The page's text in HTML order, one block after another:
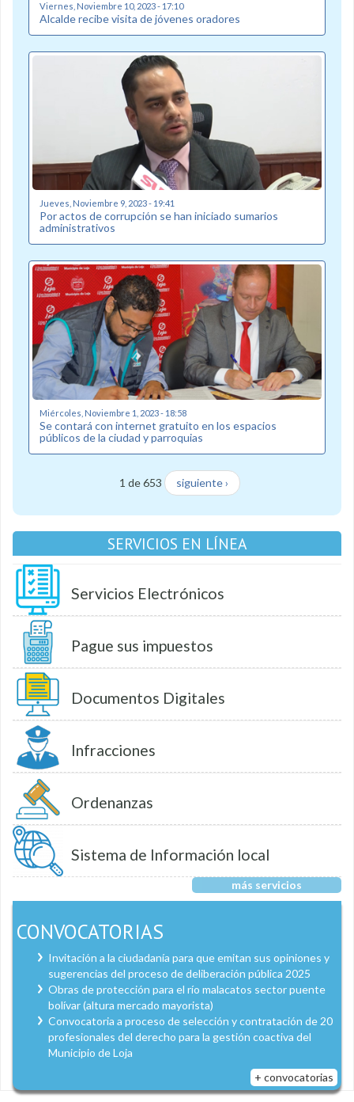
Viernes, Noviembre 10, 2023 - 17:10
Alcalde recibe visita de jóvenes oradores
Jueves, Noviembre 9, 2023 - 19:41
Por actos de corrupción se han iniciado sumarios
administrativos
Miércoles, Noviembre 1, 2023 - 18:58
Se contará con internet gratuito en los espacios
públicos de la ciudad y parroquias
1 de 653 siguiente ›
SERVICIOS EN LÍNEA
Servicios Electrónicos
Pague sus impuestos
Documentos Digitales
Infracciones
Ordenanzas
Sistema de Información local
más servicios
CONVOCATORIAS
Invitación a la ciudadanía para que emitan sus opiniones y
sugerencias del proceso de deliberación pública 2025
Obras de protección para el río malacatos sector puente
bolívar (altura mercado mayorista)
Convocatoria a proceso de selección y contratación de 20
profesionales del derecho para la gestión coactiva del
Municipio de Loja
+ convocatorias